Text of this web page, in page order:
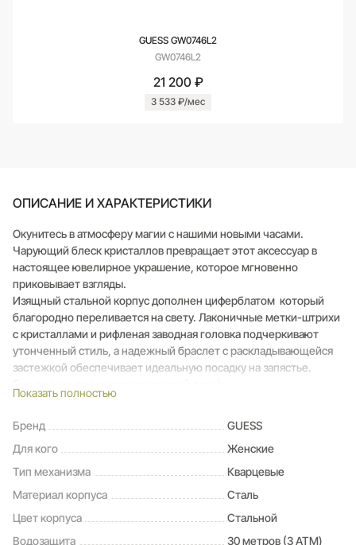
GUESS GW0746L2
GW0746L2
21 200 ₽
3 533 ₽/мес
ОПИСАНИЕ И ХАРАКТЕРИСТИКИ
Окунитесь в атмосферу магии с нашими новыми часами.
Чарующий блеск кристаллов превращает этот аксессуар в
настоящее ювелирное украшение, которое мгновенно
приковывает взгляды.
Изящный стальной корпус дополнен циферблатом который
благородно переливается на свету. Лаконичные метки-штрихи
с кристаллами и рифленая заводная головка подчеркивают
утонченный стиль, а надежный браслет с раскладывающейся
застежкой обеспечивает идеальную посадку на запястье.
Показать полностью
Бренд
GUESS
Для кого
Женские
Тип механизма
Кварцевые
Материал корпуса
Сталь
Цвет корпуса
Стальной
Водозащита
30 метров (3 ATM)